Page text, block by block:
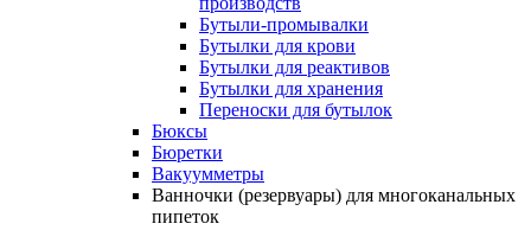
Бутыли-промывалки
Бутылки для крови
Бутылки для реактивов
Бутылки для хранения
Переноски для бутылок
Бюксы
Бюретки
Вакуумметры
Ванночки (резервуары) для многоканальных
пипеток